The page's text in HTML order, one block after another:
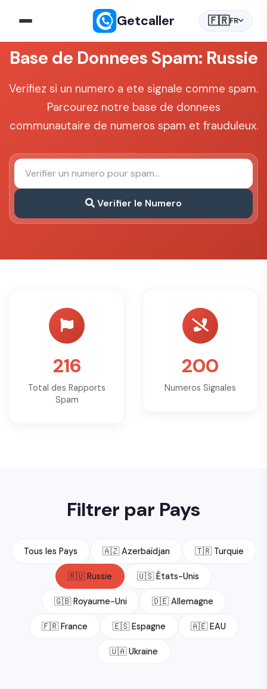
Getcaller 🇫🇷FR
Base de Donnees Spam: Russie
Verifiez si un numero a ete signale comme spam.
Parcourez notre base de donnees
communautaire de numeros spam et frauduleux.
Verifier le Numero
216
Total des Rapports
Spam
200
Numeros Signales
Filtrer par Pays
Tous les Pays 🇦🇿 Azerbaïdjan 🇹🇷 Turquie
🇷🇺 Russie 🇺🇸 États-Unis
🇬🇧 Royaume-Uni 🇩🇪 Allemagne
🇫🇷 France 🇪🇸 Espagne 🇦🇪 EAU
🇺🇦 Ukraine